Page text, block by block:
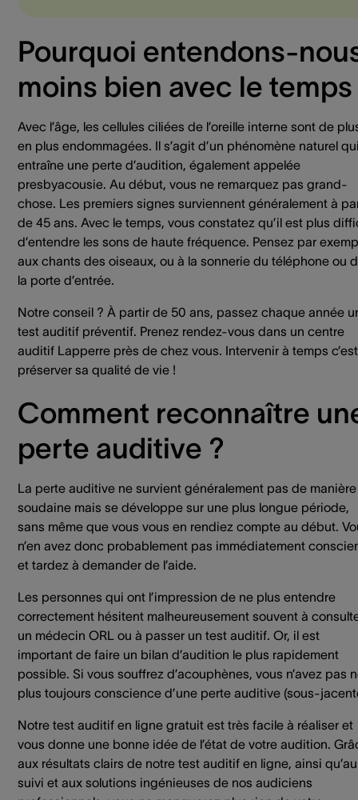
Pourquoi entendons-
moins bien avec le temps
Avec l’âge, les cellules ciliées de l’oreille interne sont de
en plus endommagées. Il s’agit d’un phénomène naturel
entraîne une perte d’audition, également appelée
presbyacousie. Au début, vous ne remarquez pas grand-
chose. Les premiers signes surviennent généralement à
de 45 ans. Avec le temps, vous constatez qu’il est plus
d’entendre les sons de haute fréquence. Pensez par
aux chants des oiseaux, ou à la sonnerie du téléphone ou
la porte d’entrée.
Notre conseil ? À partir de 50 ans, passez chaque année
test auditif préventif. Prenez rendez-vous dans un centre
auditif Lapperre près de chez vous. Intervenir à temps c’est
préserver sa qualité de vie !
Comment reconnaître
perte auditive ?
La perte auditive ne survient généralement pas de manière
soudaine mais se développe sur une plus longue période,
sans même que vous vous en rendiez compte au début.
n’en avez donc probablement pas immédiatement
et tardez à demander de l’aide.
Les personnes qui ont l’impression de ne plus entendre
correctement hésitent malheureusement souvent à
un médecin ORL ou à passer un test auditif. Or, il est
important de faire un bilan d’audition le plus rapidement
possible. Si vous souffrez d’acouphènes, vous n’avez pas
plus toujours conscience d’une perte auditive (sous-
Notre test auditif en ligne gratuit est très facile à réaliser et
vous donne une bonne idée de l’état de votre audition.
aux résultats clairs de notre test auditif en ligne, ainsi qu’au
suivi et aux solutions ingénieuses de nos audiciens